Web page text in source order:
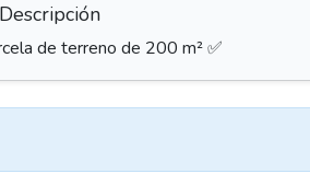
Descripción
de terreno de 200 m² ✅